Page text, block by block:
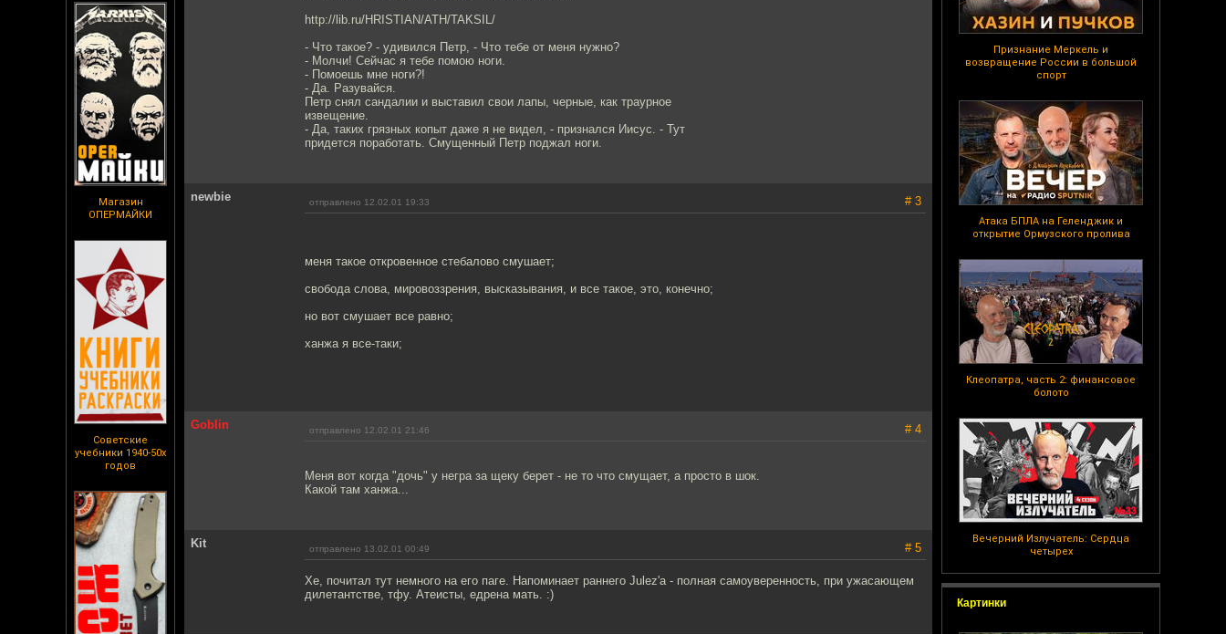
Магазин
ОПЕРМАЙКИ
Советские
учебники 1940-50х
годов
Признание Меркель и
возвращение России в большой
спорт
Атака БПЛА на Геленджик и
открытие Ормузского пролива
Клеопатра, часть 2: финансовое
болото
Вечерний Излучатель: Сердца
четырех
Картинки
http://lib.ru/HRISTIAN/ATH/TAKSIL/
- Что такое? - удивился Петр, - Что тебе от меня нужно?
- Молчи! Сейчас я тебе помою ноги.
- Помоешь мне ноги?!
- Да. Разувайся.
Петр снял сандалии и выставил свои лапы, черные, как траурное
извещение.
- Да, таких грязных копыт даже я не видел, - признался Иисус. - Тут
придется поработать. Смущенный Петр поджал ноги.
newbie отправлено 12.02.01 19:33 # 3
меня такое откровенное стебалово смушает;
свобода слова, мировоззрения, высказывания, и все такое, это, конечно;
но вот смушает все равно;
ханжа я все-таки;
Goblin отправлено 12.02.01 21:46 # 4
Меня вот когда "дочь" у негра за щеку берет - не то что смущает, а просто в шок.
Какой там ханжа...
Kit отправлено 13.02.01 00:49 # 5
Хе, почитал тут немного на его паге. Напоминает раннего Julez'а - полная самоуверенность, при ужасающем
дилетантстве, тфу. Атеисты, едрена мать. :)